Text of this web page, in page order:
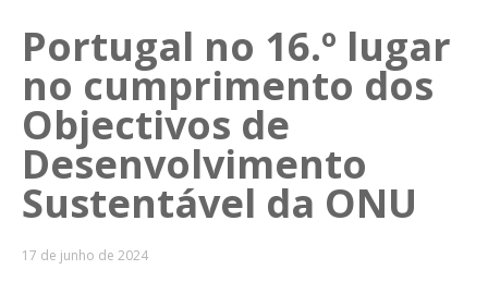
Portugal no 16.º lugar
no cumprimento dos
Objectivos de
Desenvolvimento
Sustentável da ONU
17 de junho de 2024